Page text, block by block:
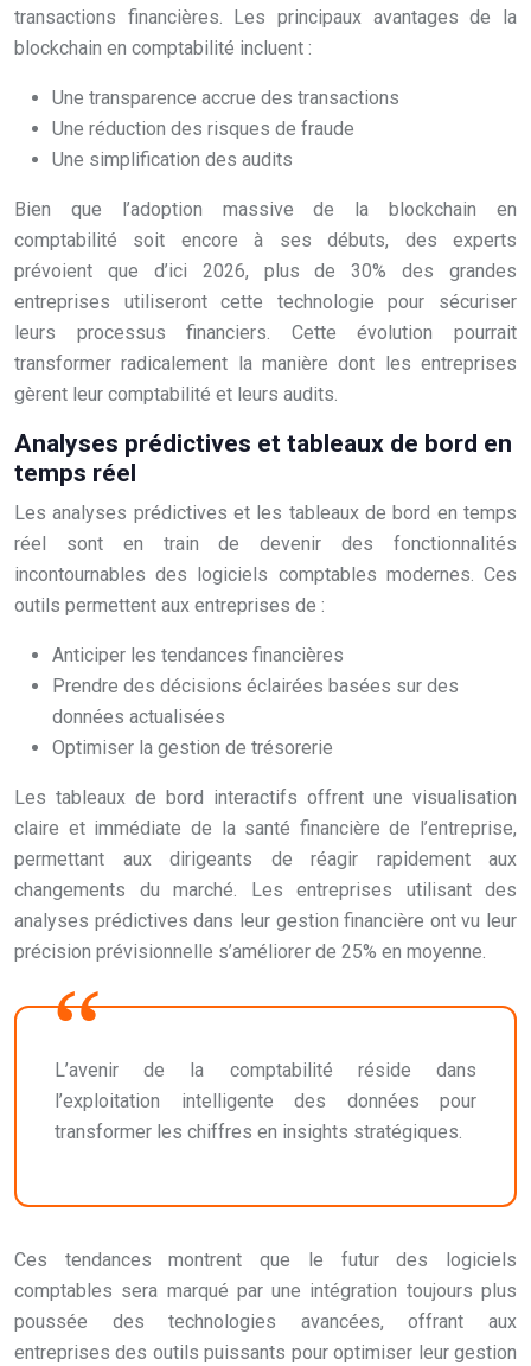
transactions financières. Les principaux avantages de la
blockchain en comptabilité incluent :
Une transparence accrue des transactions
Une réduction des risques de fraude
Une simplification des audits
Bien que l’adoption massive de la blockchain en
comptabilité soit encore à ses débuts, des experts
prévoient que d’ici 2026, plus de 30% des grandes
entreprises utiliseront cette technologie pour sécuriser
leurs processus financiers. Cette évolution pourrait
transformer radicalement la manière dont les entreprises
gèrent leur comptabilité et leurs audits.
Analyses prédictives et tableaux de bord en
temps réel
Les analyses prédictives et les tableaux de bord en temps
réel sont en train de devenir des fonctionnalités
incontournables des logiciels comptables modernes. Ces
outils permettent aux entreprises de :
Anticiper les tendances financières
Prendre des décisions éclairées basées sur des
données actualisées
Optimiser la gestion de trésorerie
Les tableaux de bord interactifs offrent une visualisation
claire et immédiate de la santé financière de l’entreprise,
permettant aux dirigeants de réagir rapidement aux
changements du marché. Les entreprises utilisant des
analyses prédictives dans leur gestion financière ont vu leur
précision prévisionnelle s’améliorer de 25% en moyenne.
L’avenir de la comptabilité réside dans
l’exploitation intelligente des données pour
transformer les chiffres en insights stratégiques.
Ces tendances montrent que le futur des logiciels
comptables sera marqué par une intégration toujours plus
poussée des technologies avancées, offrant aux
entreprises des outils puissants pour optimiser leur gestion